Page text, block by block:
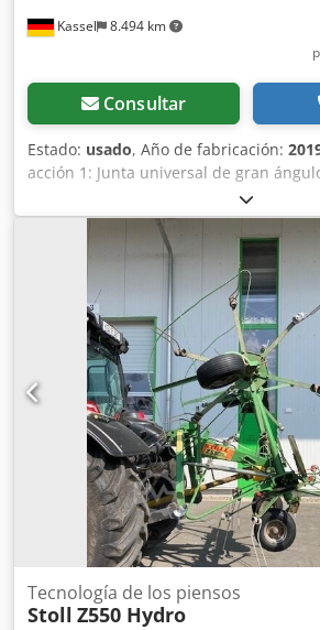
Kassel 8.494 km
Consultar
Estado: usado, Año de fabricación:
acción 1: Junta universal de gran
suspensión superior / mando
interior del depósito (aro de paja) /
1000 rpm con control
freno neumático, 20 m³ / i-FeedGood L
pesaje. Chsdottv Imepfx Ac Tsa
Tecnología de los piensos
Stoll Z550 Hydro